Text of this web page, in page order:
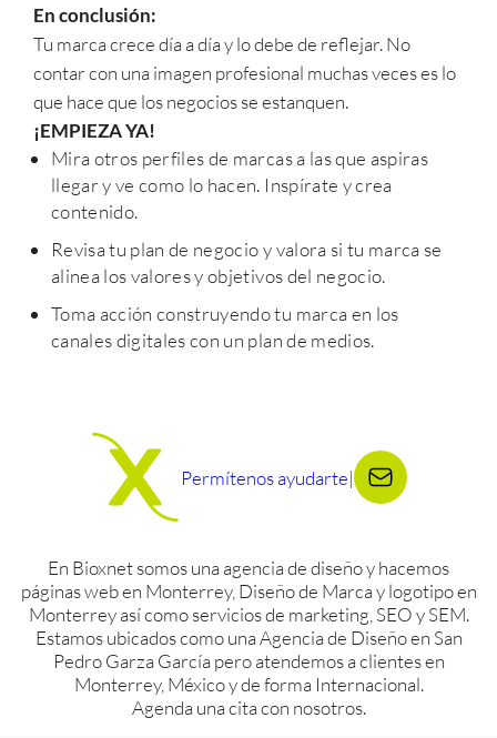
En conclusión:
Tu marca crece día a día y lo debe de reflejar. No
contar con una imagen profesional muchas veces es lo
que hace que los negocios se estanquen.
¡EMPIEZA YA!
Mira otros perfiles de marcas a las que aspiras
llegar y ve como lo hacen. Inspírate y crea
contenido.
Revisa tu plan de negocio y valora si tu marca se
alinea los valores y objetivos del negocio.
Toma acción construyendo tu marca en los
canales digitales con un plan de medios.
Permítenos ayudarte|
En Bioxnet somos una agencia de diseño y hacemos
páginas web en Monterrey, Diseño de Marca y logotipo en
Monterrey así como servicios de marketing, SEO y SEM.
Estamos ubicados como una Agencia de Diseño en San
Pedro Garza García pero atendemos a clientes en
Monterrey, México y de forma Internacional.
Agenda una cita con nosotros.